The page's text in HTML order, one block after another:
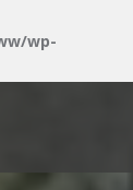
wp-